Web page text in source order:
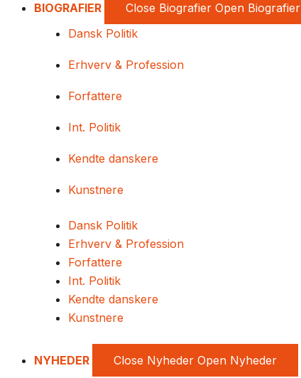
BIOGRAFIER Close Biografier Open Biografier
Dansk Politik
Erhverv & Profession
Forfattere
Int. Politik
Kendte danskere
Kunstnere
Dansk Politik
Erhverv & Profession
Forfattere
Int. Politik
Kendte danskere
Kunstnere
NYHEDER Close Nyheder Open Nyheder